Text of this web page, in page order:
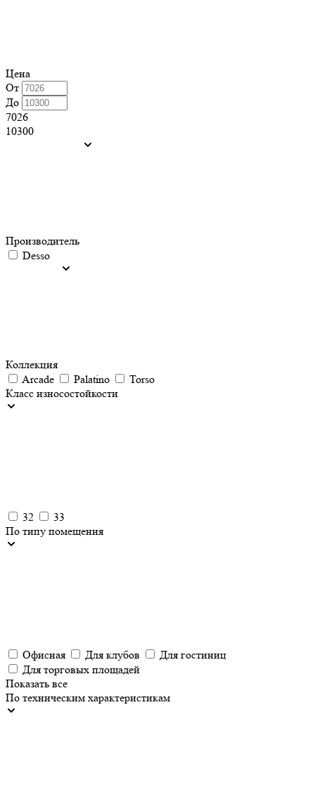
Цена
От
До
7026
10300
Производитель
Desso
Коллекция
Arcade
Palatino
Torso
Класс износостойкости
32
33
По типу помещения
Офисная Для клубов
Для гостиниц
Для торговых площадей
Показать все
По техническим характеристикам